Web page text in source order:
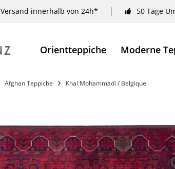
Versand innerhalb von 24h* 50 Tage
Orientteppiche Moderne
Afghan Teppiche Khal Mohammadi / Belgique